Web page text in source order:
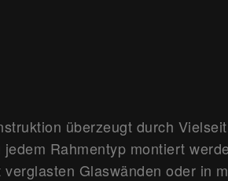
überzeugt durch
jedem Rahmentyp montiert
verglasten Glaswänden oder in